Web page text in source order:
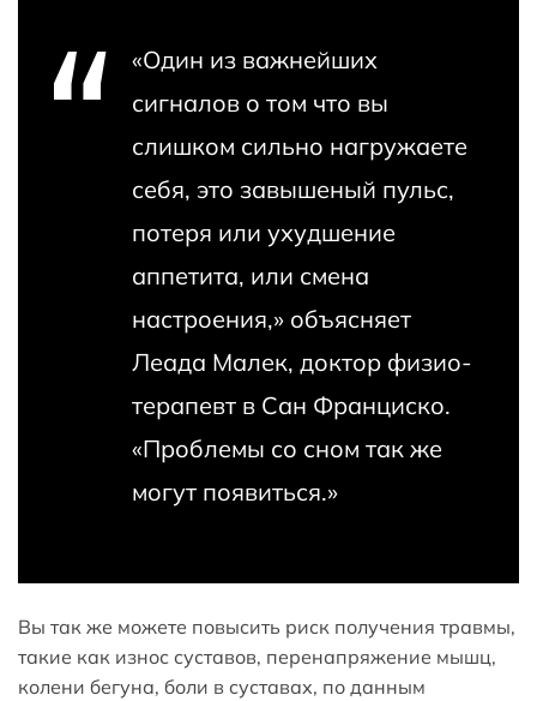
«Один из важнейших
сигналов о том что вы
слишком сильно нагружаете
себя, это завышеный пульс,
потеря или ухудшение
аппетита, или смена
настроения,» объясняет
Леада Малек, доктор физио-
терапевт в Сан Франциско.
«Проблемы со сном так же
могут появиться.»
Вы так же можете повысить риск получения травмы,
такие как износ суставов, перенапряжение мышц,
колени бегуна, боли в суставах, по данным